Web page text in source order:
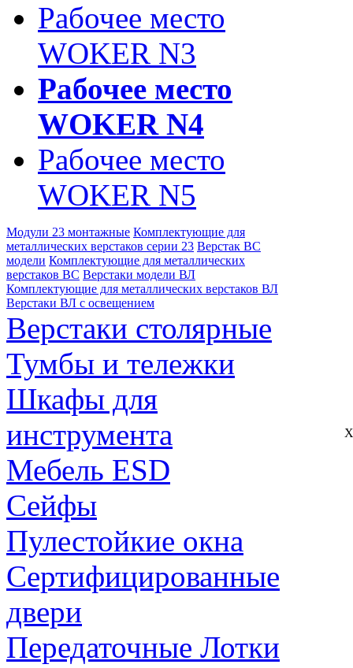
Рабочее место
WOKER N3
Рабочее место
WOKER N4
Рабочее место
WOKER N5
Модули 23 монтажные Комплектующие для
металлических верстаков серии 23 Верстак ВС
модели Комплектующие для металлических
верстаков ВС Верстаки модели ВЛ
Комплектующие для металлических верстаков ВЛ
Верстаки ВЛ с освещением
Верстаки столярные
Тумбы и тележки
Шкафы для
инструмента
Мебель ESD
Сейфы
Пулестойкие окна
Сертифицированные
двери
Передаточные Лотки